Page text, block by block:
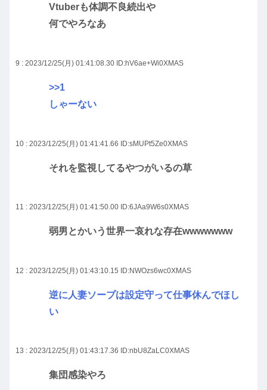
Vtuberも体調不良続出や
何でやろなあ
9 : 2023/12/25(月) 01:41:08.30 ID:hV6ae+Wi0XMAS
>>1
しゃーない
10 : 2023/12/25(月) 01:41:41.66 ID:sMUPt5Ze0XMAS
それを監視してるやつがいるの草
11 : 2023/12/25(月) 01:41:50.00 ID:6JAa9W6s0XMAS
弱男とかいう世界一哀れな存在wwwwwww
12 : 2023/12/25(月) 01:43:10.15 ID:NWOzs6wc0XMAS
逆に人妻ソープは設定守って仕事休んでほし
い
13 : 2023/12/25(月) 01:43:17.36 ID:nbU8ZaLC0XMAS
集団感染やろ